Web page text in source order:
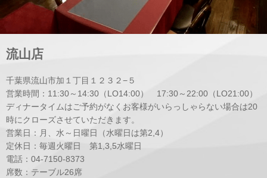
流山店
千葉県流山市加１丁目１２３２−５
営業時間：11:30～14:30（LO14:00） 17:30～22:00（LO21:00）
ディナータイムはご予約がなくお客様がいらっしゃらない場合は20
時にクローズさせていただきます。
営業日：月、水～日曜日（水曜日は第2,4）
定休日：毎週火曜日 第1,3,5水曜日
電話：04-7150-8373
席数：テーブル26席